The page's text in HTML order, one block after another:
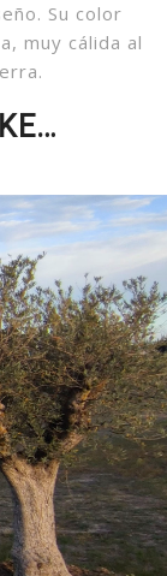
Su color
muy cálida al